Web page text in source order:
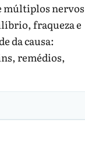
múltiplos nervos
fraqueza e
da causa:
remédios,